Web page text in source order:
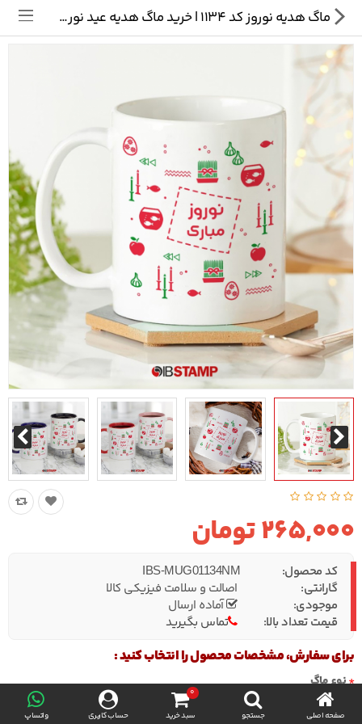
صفحه اصلی جستجو
0
سبد خرید
حساب کاربری واتساپ
ماگ هدیه نوروز کد 1134 | خرید ماگ هدیه عید نوروز
265,000 تومان
کد محصول: IBS-MUG01134NM
گارانتی:
اصالت و سلامت فیزیکی کالا
موجودی:
آماده ارسال
قیمت تعداد بالا:
تماس بگیرید
برای سفارش، مشخصات محصول را انتخاب کنید :
نوع ماگ
تی شرت
پیکسل
سایر محصولات
پیج ما در اینستاگرام سوالات متداول